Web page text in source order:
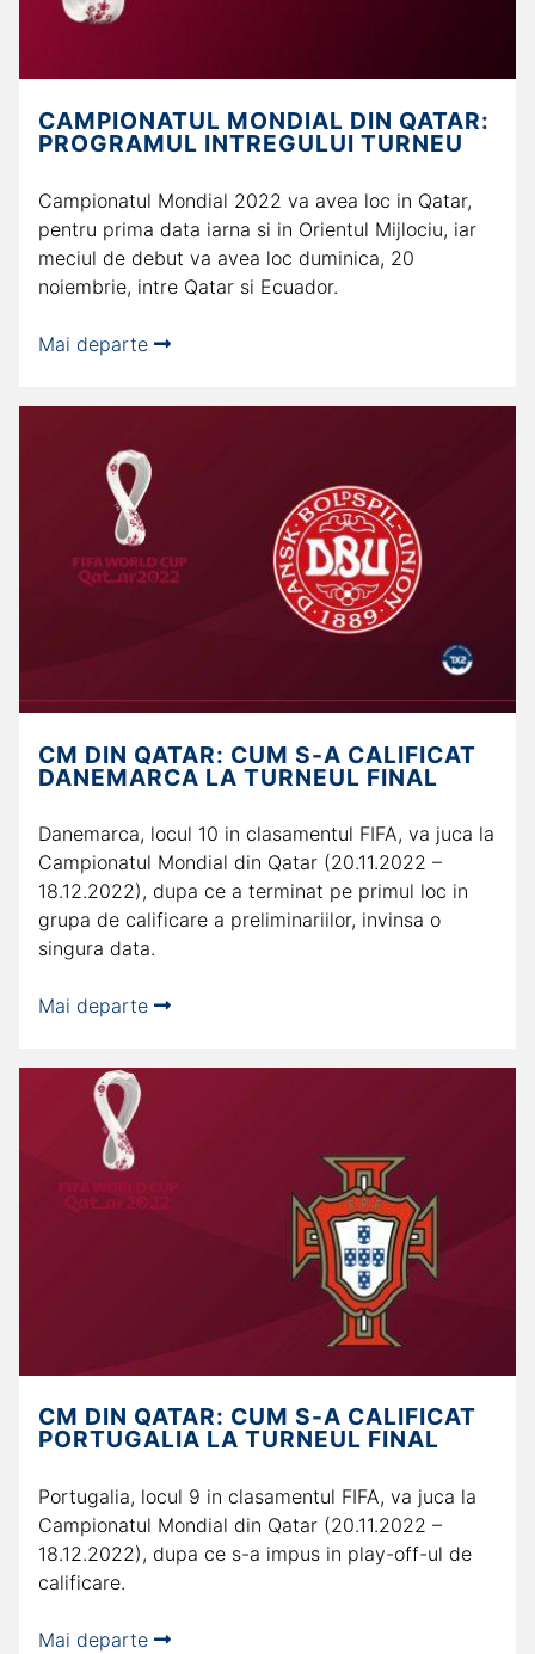
CAMPIONATUL MONDIAL DIN QATAR:
PROGRAMUL INTREGULUI TURNEU
Campionatul Mondial 2022 va avea loc in Qatar,
pentru prima data iarna si in Orientul Mijlociu, iar
meciul de debut va avea loc duminica, 20
noiembrie, intre Qatar si Ecuador.
Mai departe
CM DIN QATAR: CUM S-A CALIFICAT
DANEMARCA LA TURNEUL FINAL
Danemarca, locul 10 in clasamentul FIFA, va juca la
Campionatul Mondial din Qatar (20.11.2022 –
18.12.2022), dupa ce a terminat pe primul loc in
grupa de calificare a preliminariilor, invinsa o
singura data.
Mai departe
CM DIN QATAR: CUM S-A CALIFICAT
PORTUGALIA LA TURNEUL FINAL
Portugalia, locul 9 in clasamentul FIFA, va juca la
Campionatul Mondial din Qatar (20.11.2022 –
18.12.2022), dupa ce s-a impus in play-off-ul de
calificare.
Mai departe